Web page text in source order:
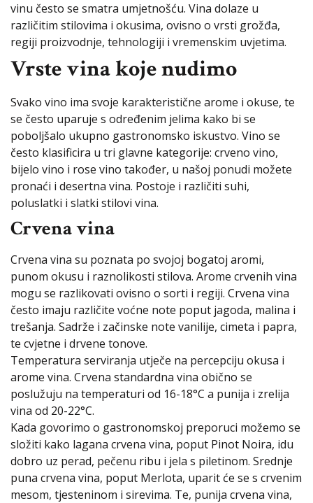
vinu često se smatra umjetnošću. Vina dolaze u
različitim stilovima i okusima, ovisno o vrsti grožđa,
regiji proizvodnje, tehnologiji i vremenskim uvjetima.
Vrste vina koje nudimo
Svako vino ima svoje karakteristične arome i okuse, te
se često uparuje s određenim jelima kako bi se
poboljšalo ukupno gastronomsko iskustvo. Vino se
često klasificira u tri glavne kategorije: crveno vino,
bijelo vino i rose vino također, u našoj ponudi možete
pronaći i desertna vina. Postoje i različiti suhi,
poluslatki i slatki stilovi vina.
Crvena vina
Crvena vina su poznata po svojoj bogatoj aromi,
punom okusu i raznolikosti stilova. Arome crvenih vina
mogu se razlikovati ovisno o sorti i regiji. Crvena vina
često imaju različite voćne note poput jagoda, malina i
trešanja. Sadrže i začinske note vanilije, cimeta i papra,
te cvjetne i drvene tonove.
Temperatura serviranja utječe na percepciju okusa i
arome vina. Crvena standardna vina obično se
poslužuju na temperaturi od 16-18°C a punija i zrelija
vina od 20-22°C.
Kada govorimo o gastronomskoj preporuci možemo se
složiti kako lagana crvena vina, poput Pinot Noira, idu
dobro uz perad, pečenu ribu i jela s piletinom. Srednje
puna crvena vina, poput Merlota, uparit će se s crvenim
mesom, tjesteninom i sirevima. Te, punija crvena vina,